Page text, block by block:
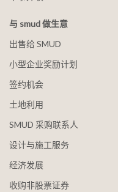
与 smud 做生意
出售给 SMUD
小型企业奖励计划
签约机会
土地利用
SMUD 采购联系人
设计与施工服务
经济发展
收购非股票证券